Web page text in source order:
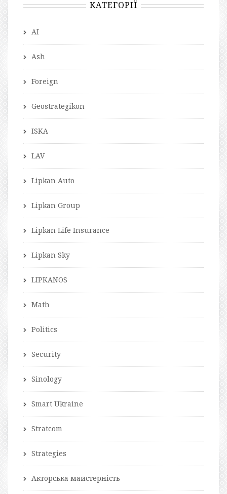
КАТЕГОРІЇ
AI
Ash
Foreign
Geostrategikon
ISKA
LAV
Lipkan Auto
Lipkan Group
Lipkan Life Insurance
Lipkan Sky
LIPKANOS
Math
Politics
Security
Sinology
Smart Ukraine
Stratcom
Strategies
Акторська майстерність